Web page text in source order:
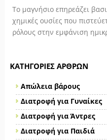
Το μαγνήσιο επηρεάζει
χημικές ουσίες που
ρόλους στην εμφάνιση
ΚΑΤΗΓΟΡΊΕΣ ΆΡΘΡΩΝ
Απώλεια βάρους
Διατροφή για Γυναίκες
Διατροφή για Άντρες
Διατροφή για Παιδιά